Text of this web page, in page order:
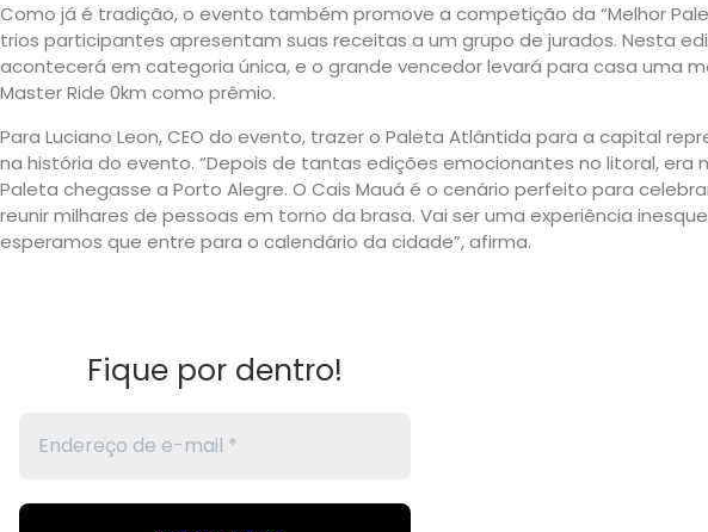
Como já é tradição, o evento também promove a competição da “Melhor
trios participantes apresentam suas receitas a um grupo de jurados. Nesta
acontecerá em categoria única, e o grande vencedor levará para casa uma
Master Ride 0km como prêmio.
Para Luciano Leon, CEO do evento, trazer o Paleta Atlântida para a capital
na história do evento. “Depois de tantas edições emocionantes no litoral, era
Paleta chegasse a Porto Alegre. O Cais Mauá é o cenário perfeito para
reunir milhares de pessoas em torno da brasa. Vai ser uma experiência
esperamos que entre para o calendário da cidade”, afirma.
Fique por dentro!